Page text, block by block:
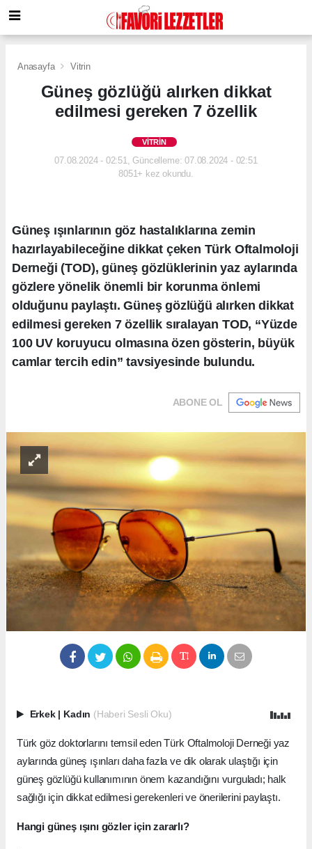
Anasayfa Vitrin
Güneş gözlüğü alırken dikkat
edilmesi gereken 7 özellik
VITRIN
07.08.2024 - 02:51, Güncelleme: 07.08.2024 - 02:51
8051+ kez okundu.
Güneş ışınlarının göz hastalıklarına zemin
hazırlayabileceğine dikkat çeken Türk Oftalmoloji
Derneği (TOD), güneş gözlüklerinin yaz aylarında
gözlere yönelik önemli bir korunma önlemi
olduğunu paylaştı. Güneş gözlüğü alırken dikkat
edilmesi gereken 7 özellik sıralayan TOD, “Yüzde
100 UV koruyucu olmasına özen gösterin, büyük
camlar tercih edin” tavsiyesinde bulundu.
ABONE OL
Erkek Kadın (Haberi Sesli Oku)
Türk göz doktorlarını temsil eden Türk Oftalmoloji Derneği yaz
aylarında güneş ışınları daha fazla ve dik olarak ulaştığı için
güneş gözlüğü kullanımının önem kazandığını vurguladı; halk
sağlığı için dikkat edilmesi gerekenleri ve önerilerini paylaştı.
Hangi güneş ışını gözler için zararlı?